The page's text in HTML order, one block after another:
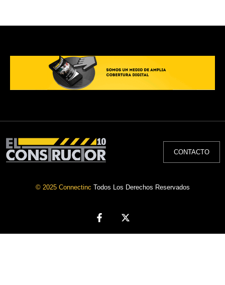
CONTACTO
© 2025 Connectinc Todos Los Derechos Reservados